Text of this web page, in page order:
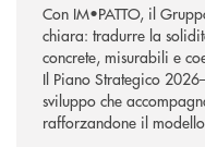
Con IM•PATTO, il
chiara: tradurre la
concrete, misurabili e
Il Piano Strategico
sviluppo che
rafforzandone il